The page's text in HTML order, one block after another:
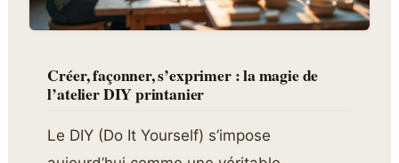
Créer, façonner, s’exprimer : la magie de
l’atelier DIY printanier
Le DIY (Do It Yourself) s’impose